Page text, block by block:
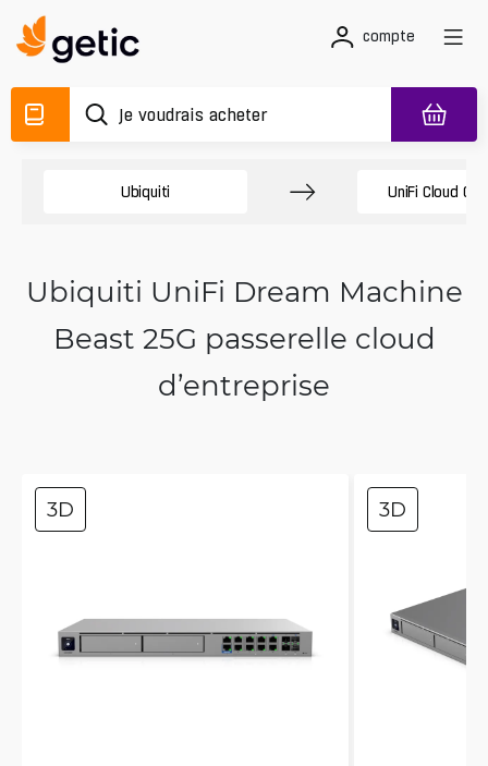
compte
Ubiquiti UniFi Cloud
Ubiquiti UniFi Dream Machine
Beast 25G passerelle cloud
d’entreprise
3D 3D